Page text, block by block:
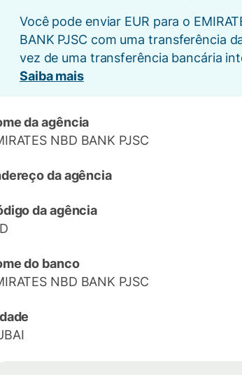
Você pode enviar EUR para o
BANK PJSC com uma transferência
vez de uma transferência bancária
Saiba mais
da agência
NBD BANK PJSC
da agência
da agência
do banco
NBD BANK PJSC